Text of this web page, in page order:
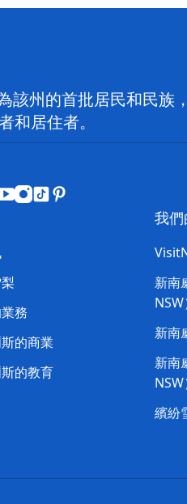
州的首批居民和民族
和居住者。
Youtube
Instagram
抖 Pinterest
務
的商業
的教育
我們
新南
新南
新南
繽紛